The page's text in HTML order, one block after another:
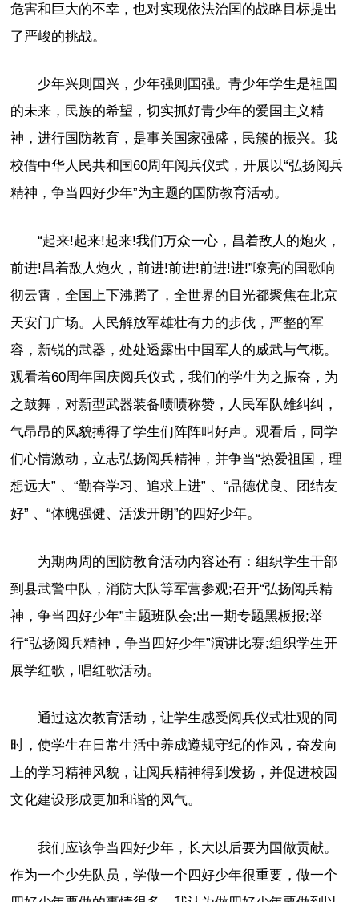
危害和巨大的不幸，也对实现依法治国的战略目标提出
了严峻的挑战。
少年兴则国兴，少年强则国强。青少年学生是祖国
的未来，民族的希望，切实抓好青少年的爱国主义精
神，进行国防教育，是事关国家强盛，民簇的振兴。我
校借中华人民共和国60周年阅兵仪式，开展以“弘扬阅兵
精神，争当四好少年”为主题的国防教育活动。
“起来!起来!起来!我们万众一心，昌着敌人的炮火，
前进!昌着敌人炮火，前进!前进!前进!进!”嘹亮的国歌响
彻云霄，全国上下沸腾了，全世界的目光都聚焦在北京
天安门广场。人民解放军雄壮有力的步伐，严整的军
容，新锐的武器，处处透露出中国军人的威武与气概。
观看着60周年国庆阅兵仪式，我们的学生为之振奋，为
之鼓舞，对新型武器装备啧啧称赞，人民军队雄纠纠，
气昂昂的风貌搏得了学生们阵阵叫好声。观看后，同学
们心情激动，立志弘扬阅兵精神，并争当“热爱祖国，理
想远大” 、“勤奋学习、追求上进” 、“品德优良、团结友
好” 、“体魄强健、活泼开朗”的四好少年。
为期两周的国防教育活动内容还有：组织学生干部
到县武警中队，消防大队等军营参观;召开“弘扬阅兵精
神，争当四好少年”主题班队会;出一期专题黑板报;举
行“弘扬阅兵精神，争当四好少年”演讲比赛;组织学生开
展学红歌，唱红歌活动。
通过这次教育活动，让学生感受阅兵仪式壮观的同
时，使学生在日常生活中养成遵规守纪的作风，奋发向
上的学习精神风貌，让阅兵精神得到发扬，并促进校园
文化建设形成更加和谐的风气。
我们应该争当四好少年，长大以后要为国做贡献。
作为一个少先队员，学做一个四好少年很重要，做一个